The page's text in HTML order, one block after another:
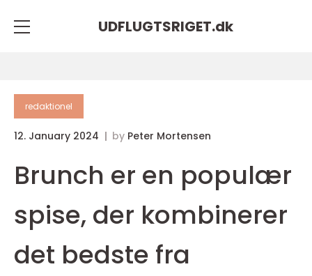
UDFLUGTSRIGET.dk
redaktionel
12. January 2024 by Peter Mortensen
Brunch er en populær
spise, der kombinerer
det bedste fra